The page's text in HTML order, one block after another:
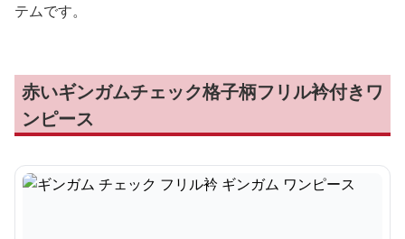
テムです。
赤いギンガムチェック格子柄フリル衿付きワ
ンピース